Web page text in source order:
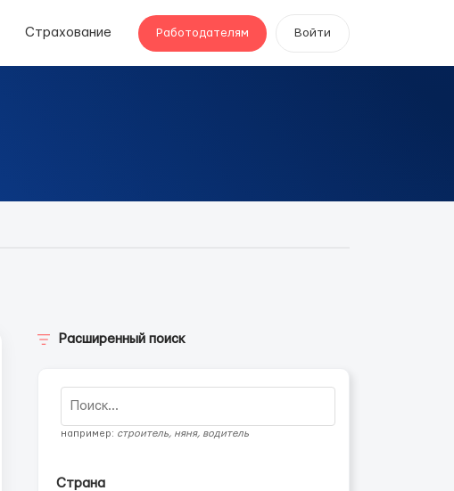
Страхование Работодателям Войти
Расширенный поиск
например: строитель, няня, водитель
Страна